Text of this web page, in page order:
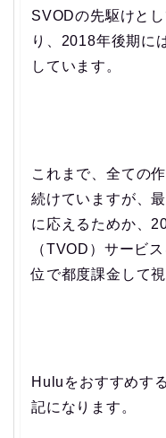
SVODの先駆けと
り、2018年後期に
しています。
これまで、全ての
続けていますが、
に応えるためか、
（TVOD）サービ
位で都度課金して
Huluをおすすめす
記になります。